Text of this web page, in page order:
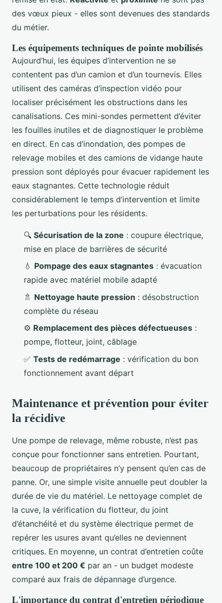
des vœux pieux - elles sont devenues des standards
du métier.
Les équipements techniques de pointe mobilisés
Aujourd’hui, les équipes d’intervention ne se
contentent pas d’un camion et d’un tournevis. Elles
utilisent des caméras d’inspection vidéo pour
localiser précisément les obstructions dans les
canalisations. Ces mini-sondes permettent d’éviter
les fouilles inutiles et de diagnostiquer le problème
en direct. En cas d’inondation, des pompes de
relevage mobiles et des camions de vidange haute
pression sont déployés pour évacuer rapidement les
eaux stagnantes. Cette technologie réduit
considérablement le temps d’intervention et limite
les perturbations pour les résidents.
🔍 Sécurisation de la zone : coupure électrique,
mise en place de barrières de sécurité
💧 Pompage des eaux stagnantes : évacuation
rapide avec matériel mobile adapté
🚿 Nettoyage haute pression : désobstruction
complète du réseau
⚙️ Remplacement des pièces défectueuses :
pompe, flotteur, joint, câblage
✅ Tests de redémarrage : vérification du bon
fonctionnement avant départ
Maintenance et prévention pour éviter
la récidive
Une pompe de relevage, même robuste, n’est pas
conçue pour fonctionner sans entretien. Pourtant,
beaucoup de propriétaires n’y pensent qu’en cas de
panne. Or, une simple visite annuelle peut doubler la
durée de vie du matériel. Le nettoyage complet de
la cuve, la vérification du flotteur, du joint
d’étanchéité et du système électrique permet de
repérer les usures avant qu’elles ne deviennent
critiques. En moyenne, un contrat d’entretien coûte
entre 100 et 200 € par an - un budget modeste
comparé aux frais de dépannage d’urgence.
L'importance du contrat d'entretien périodique